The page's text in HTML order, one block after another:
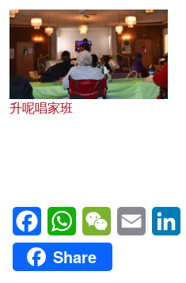
升呢唱家班
FacebookWhatsAppWeChatEmail
Share